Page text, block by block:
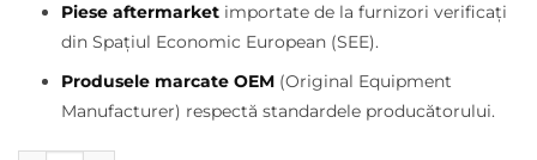
Piese aftermarket importate de la furnizori verificați
din Spațiul Economic European (SEE).
Produsele marcate OEM (Original Equipment
Manufacturer) respectă standardele producătorului.